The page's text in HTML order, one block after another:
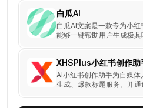
白瓜AI
白瓜AI文案是一款专为小红
能够一键帮助用户生成极具
XHSPlus小红书创作助
AI小红书创作助手为自媒
生成、爆款标题服务。并